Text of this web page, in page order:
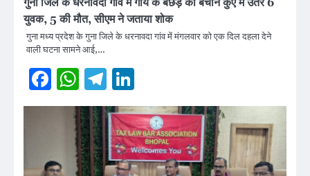
युवक, 5 की मौत, सीएम ने जताया शोक
गुना मध्य प्रदेश के गुना जिले के धरनावदा गांव में मंगलवार को एक दिल दहला देने
वाली घटना सामने आई,…
Facebook
WhatsApp
Telegram